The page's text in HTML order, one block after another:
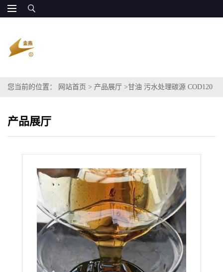
您当前的位置： 网站首页 > 产品展厅 >甘油 污水处理碳源 COD120
产品展厅